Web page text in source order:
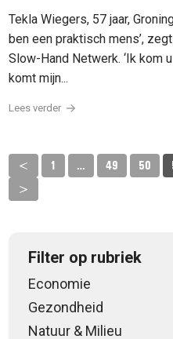
Tekla Wiegers, 57 jaar,
ben een praktisch mens’,
Slow-Hand Netwerk. ‘Ik kom
komt mijn...
Lees verder
< 1 … 49 50
>
Filter op rubriek
Economie
Gezondheid
Natuur & Milieu